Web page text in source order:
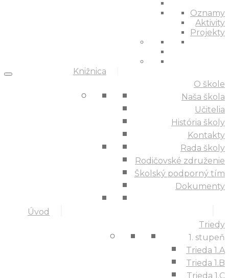
Knižnica
Oznamy
Aktivity
Projekty
Úvod
O škole
Naša škola
Učitelia
História školy
Kontakty
Rada školy
Rodičovské združenie
Školský podporný tím
Dokumenty
Triedy
1. stupeň
Trieda 1.A
Trieda 1.B
Trieda 1.C